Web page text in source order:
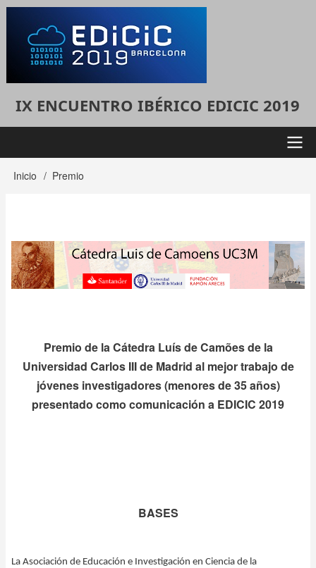
Pasar
contenido
principal
IX ENCUENTRO IBÉRICO EDICIC 2019
Menú
Sobrescribir
ayuda
Inicio Premio
Premio de la Cátedra Luís de Camões de la
Universidad Carlos III de Madrid al mejor trabajo de
jóvenes investigadores (menores de 35 años)
presentado como comunicación a EDICIC 2019
BASES
La Asociación de Educación e Investigación en Ciencia de la